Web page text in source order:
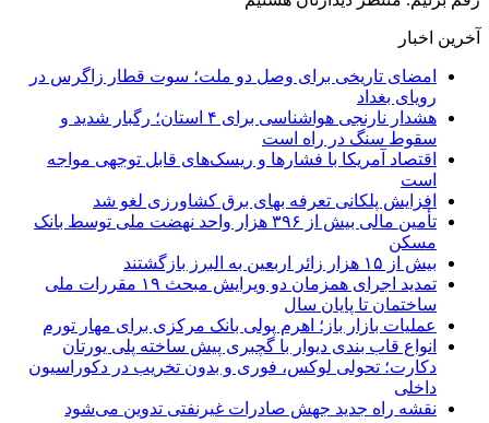
آخرین اخبار
امضای تاریخی برای وصل دو ملت؛ سوت قطار زاگرس در
رویای بغداد
هشدار نارنجی هواشناسی برای ۴ استان؛ رگبار شدید و
سقوط سنگ در راه است
اقتصاد آمریکا با فشارها و ریسک‌های قابل توجهی مواجه
است
افزایش پلکانی تعرفه بهای برق کشاورزی لغو شد
تأمین مالی بیش از ۳۹۶ هزار واحد نهضت ملی توسط بانک
مسکن
بیش از ۱۵ هزار زائر اربعین به البرز بازگشتند
تمدید اجرای همزمان دو ویرایش مبحث ۱۹ مقررات ملی
ساختمان تا پایان سال
عملیات بازار باز؛ اهرم پولی بانک مرکزی برای مهار تورم
انواع قاب بندی دیوار با گچبری پیش ساخته پلی یورتان
دکارت؛ تحولی لوکس، فوری و بدون تخریب در دکوراسیون
داخلی
نقشه راه جدید جهش صادرات غیرنفتی تدوین می‌شود